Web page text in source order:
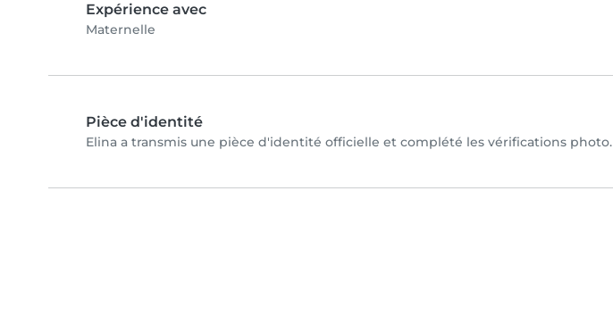
Expérience avec
Maternelle
Pièce d'identité
Elina a transmis une pièce d'identité officielle et complété les vérifications photo.